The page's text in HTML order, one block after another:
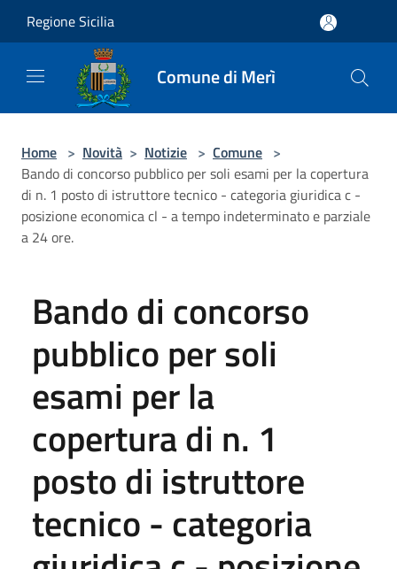
Regione Sicilia
Comune di Merì
Home > Novità > Notizie > Comune >
Bando di concorso pubblico per soli esami per la copertura
di n. 1 posto di istruttore tecnico - categoria giuridica c -
posizione economica cl - a tempo indeterminato e parziale
a 24 ore.
Bando di concorso
pubblico per soli
esami per la
copertura di n. 1
posto di istruttore
tecnico - categoria